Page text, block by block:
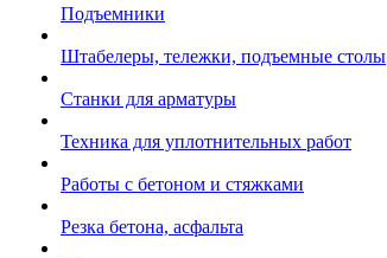
Подъемники
Штабелеры, тележки, подъемные столы
Станки для арматуры
Техника для уплотнительных работ
Работы с бетоном и стяжками
Резка бетона, асфальта